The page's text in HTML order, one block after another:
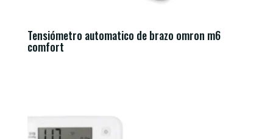
Tensiómetro automatico de brazo omron m6
comfort